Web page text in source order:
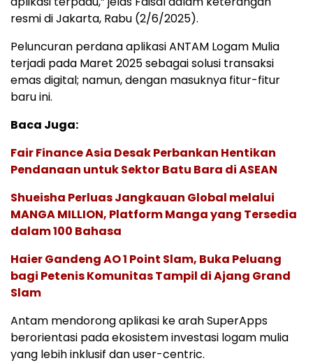
resmi di Jakarta, Rabu (2/6/2025).
Peluncuran perdana aplikasi ANTAM Logam Mulia
terjadi pada Maret 2025 sebagai solusi transaksi
emas digital; namun, dengan masuknya fitur-fitur
baru ini.
Baca Juga:
Fair Finance Asia Desak Perbankan Hentikan
Pendanaan untuk Sektor Batu Bara di ASEAN
Shueisha Perluas Jangkauan Global melalui
MANGA MILLION, Platform Manga yang Tersedia
dalam 100 Bahasa
Haier Gandeng AO 1 Point Slam, Buka Peluang
bagi Petenis Komunitas Tampil di Ajang Grand
Slam
Antam mendorong aplikasi ke arah SuperApps
berorientasi pada ekosistem investasi logam mulia
yang lebih inklusif dan user-centric.